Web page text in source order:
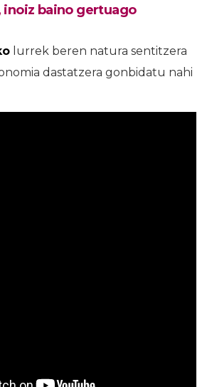
inoiz baino gertuago
lurrek beren natura sentitzera
dastatzera gonbidatu nahi